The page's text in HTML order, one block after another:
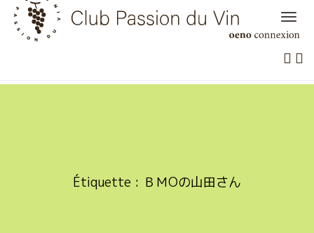
Skip
content
Étiquette : ＢＭОの山田さん